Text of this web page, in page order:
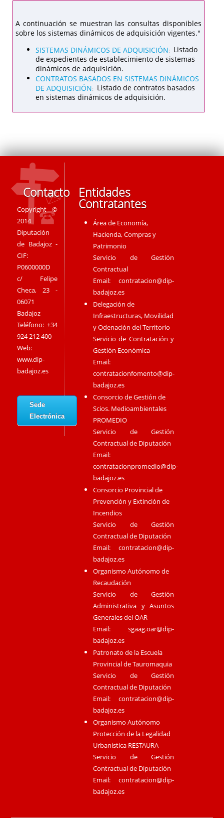
A continuación se muestran las consultas disponibles
sobre los sistemas dinámicos de adquisición vigentes."
SISTEMAS DINÁMICOS DE ADQUISICIÓN: Listado
de expedientes de establecimiento de sistemas
dinámicos de adquisición.
CONTRATOS BASADOS EN SISTEMAS DINÁMICOS
DE ADQUISICIÓN: Listado de contratos basados
en sistemas dinámicos de adquisición.
Contacto
Copyright ©
2014
Diputación
de Badajoz -
CIF:
P0600000D
c/ Felipe
Checa, 23 -
06071
Badajoz
Teléfono: +34
924 212 400
Web:
www.dip-
badajoz.es
Sede
Electrónica
Entidades
Contratantes
Área de Economía,
Hacienda, Compras y
Patrimonio
Servicio de Gestión
Contractual
Email:contratacion@dip-
badajoz.es
Delegación de
Infraestructuras, Movilidad
y Odenación del Territorio
Servicio de Contratación y
Gestión Económica
Email:
contratacionfomento@dip-
badajoz.es
Consorcio de Gestión de
Scios. Medioambientales
PROMEDIO
Servicio de Gestión
Contractual de Diputación
Email:
contratacionpromedio@dip-
badajoz.es
Consorcio Provincial de
Prevención y Extinción de
Incendios
Servicio de Gestión
Contractual de Diputación
Email:contratacion@dip-
badajoz.es
Organismo Autónomo de
Recaudación
Servicio de Gestión
Administrativa y Asuntos
Generales del OAR
Email:sgaag.oar@dip-
badajoz.es
Patronato de la Escuela
Provincial de Tauromaquia
Servicio de Gestión
Contractual de Diputación
Email:contratacion@dip-
badajoz.es
Organismo Autónomo
Protección de la Legalidad
Urbanística RESTAURA
Servicio de Gestión
Contractual de Diputación
Email:contratacion@dip-
badajoz.es